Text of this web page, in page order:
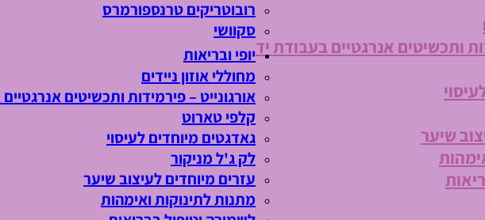
ותכשיטים אנרגטיים בעבודת יד
שיער
רובוטריקים טרנספורמרס
סקוושי
יופי ובריאות
מחוללי אוזון ניידים
אורגונייט – פירמידות ותכשיטים
קלפי טארוט
גאדגטים מיוחדים לעיסוי
לק ג'ל מניקור
עזרים מיוחדים לעיצוב שיער
מתנות לתינוקות ואימהות